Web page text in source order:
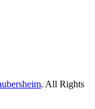
. All Rights